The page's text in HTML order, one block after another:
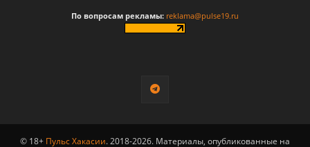
По вопросам рекламы: reklama@pulse19.ru
© 18+ Пульс Хакасии. 2018-2026. Материалы, опубликованные на